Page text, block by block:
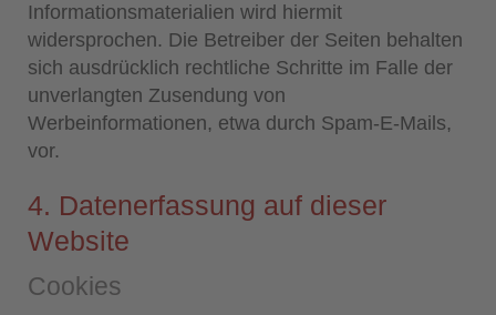
Informationsmaterialien wird hiermit
widersprochen. Die Betreiber der Seiten behalten
sich ausdrücklich rechtliche Schritte im Falle der
unverlangten Zusendung von
Werbeinformationen, etwa durch Spam-E-Mails,
vor.
4. Datenerfassung auf dieser
Website
Cookies